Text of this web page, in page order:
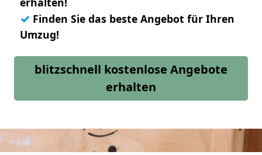
✓ Finden Sie das beste Angebot für Ihren
Umzug!
blitzschnell kostenlose Angebote
erhalten